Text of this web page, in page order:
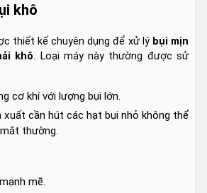
khô
thiết kế chuyên dụng để xử lý bụi mịn
khô. Loại máy này thường được sử
cơ khí với lượng bụi lớn.
xuất cần hút các hạt bụi nhỏ không thể
thường.
mẽ.